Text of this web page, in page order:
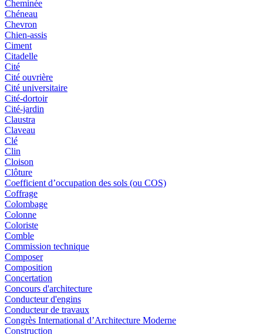
Cheminée
Chéneau
Chevron
Chien-assis
Ciment
Citadelle
Cité
Cité ouvrière
Cité universitaire
Cité-dortoir
Cité-jardin
Claustra
Claveau
Clé
Clin
Cloison
Clôture
Coefficient d’occupation des sols (ou COS)
Coffrage
Colombage
Colonne
Coloriste
Comble
Commission technique
Composer
Composition
Concertation
Concours d'architecture
Conducteur d'engins
Conducteur de travaux
Congrès International d’Architecture Moderne
Construction